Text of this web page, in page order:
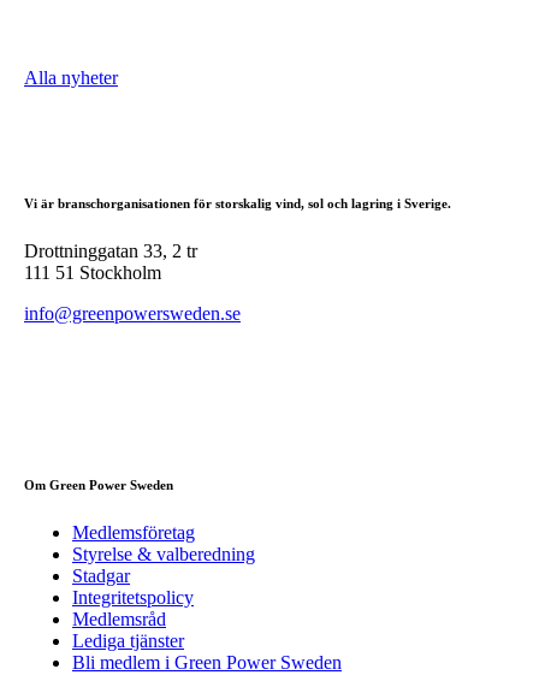
Alla nyheter
Vi är branschorganisationen för storskalig vind, sol och lagring i Sverige.
Drottninggatan 33, 2 tr
111 51 Stockholm
info@greenpowersweden.se
Om Green Power Sweden
Medlemsföretag
Styrelse & valberedning
Stadgar
Integritetspolicy
Medlemsråd
Lediga tjänster
Bli medlem i Green Power Sweden